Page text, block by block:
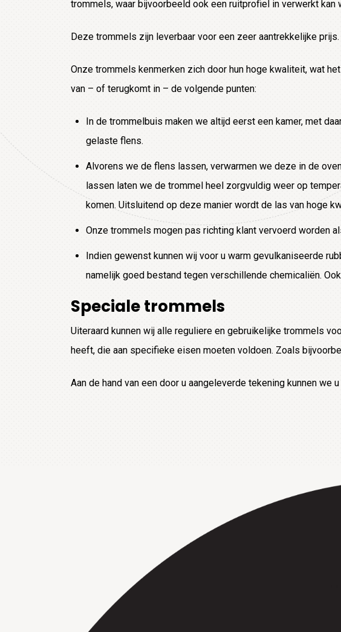
trommels, waar bijvoorbeeld ook een ruitprofiel in verwerkt kan
Deze trommels zijn leverbaar voor een zeer aantrekkelijke prijs.
Onze trommels kenmerken zich door hun hoge kwaliteit, wat
van – of terugkomt in – de volgende punten:
In de trommelbuis maken we altijd eerst een kamer, met
gelaste flens.
Alvorens we de flens lassen, verwarmen we deze in de
lassen laten we de trommel heel zorgvuldig weer op
komen. Uitsluitend op deze manier wordt de las van hoge
Onze trommels mogen pas richting klant vervoerd worden
Indien gewenst kunnen wij voor u warm gevulkaniseerde
namelijk goed bestand tegen verschillende chemicaliën.
Speciale trommels
Uiteraard kunnen wij alle reguliere en gebruikelijke trommels
heeft, die aan specifieke eisen moeten voldoen. Zoals
Aan de hand van een door u aangeleverde tekening kunnen we